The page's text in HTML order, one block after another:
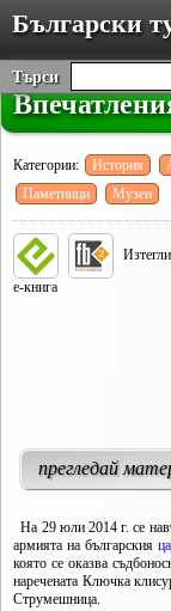
Български
Търси
Категории: История
Паметници
Музеи
е-книга
прегледай
На 29 юли 2014 г. се
армията на българския
която се оказва
наречената Ключка
Струмешница.